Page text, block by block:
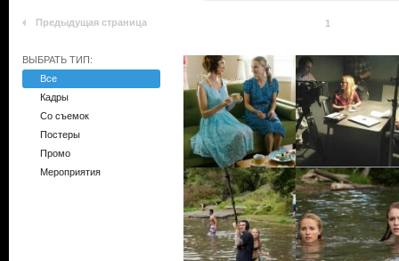
Предыдущая страница 1
ВЫБРАТЬ ТИП:
Все
Кадры
Со съемок
Постеры
Промо
Мероприятия